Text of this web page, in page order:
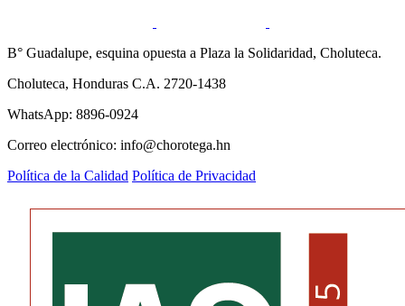
B° Guadalupe, esquina opuesta a Plaza la Solidaridad, Choluteca.
Choluteca, Honduras C.A. 2720-1438
WhatsApp: 8896-0924
Correo electrónico: info@chorotega.hn
Política de la Calidad Política de Privacidad